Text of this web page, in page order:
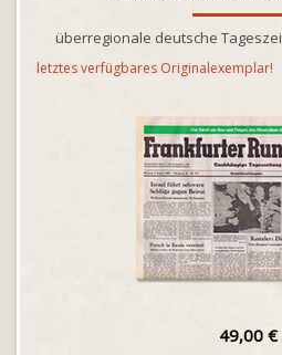
überregionale deutsche
letztes verfügbares Originalexemplar!
49,00 €